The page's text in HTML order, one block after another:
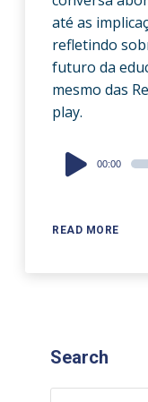
até as
refletindo
futuro da
mesmo das
play.
READ MORE
Audio
Player
00:00
Search